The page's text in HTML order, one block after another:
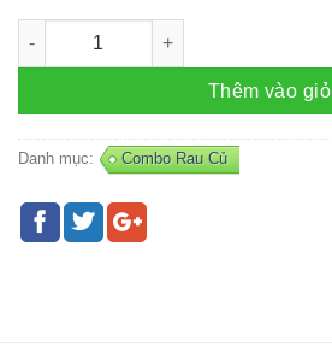
Combo Rau – R65 số lượng
Thêm vào giỏ
Danh mục: Combo Rau Củ